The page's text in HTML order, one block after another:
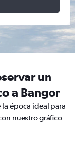
un
a Bangor
época ideal para
nuestro gráfico